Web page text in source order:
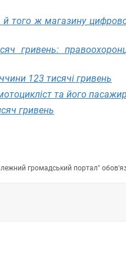
й того ж магазину
гривень:
123 тисячі гривень
та його пасажир
гривень
громадський портал"